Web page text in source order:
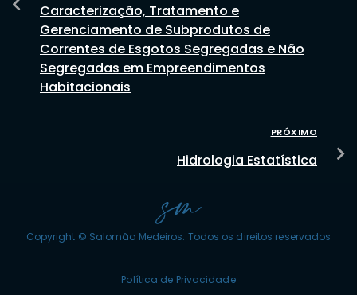
Caracterização, Tratamento e
Gerenciamento de Subprodutos de
Correntes de Esgotos Segregadas e Não
Segregadas em Empreendimentos
Habitacionais
PRÓXIMO
Hidrologia Estatística
Copyright © Salomão Medeiros. Todos os direitos reservados
Política de Privacidade